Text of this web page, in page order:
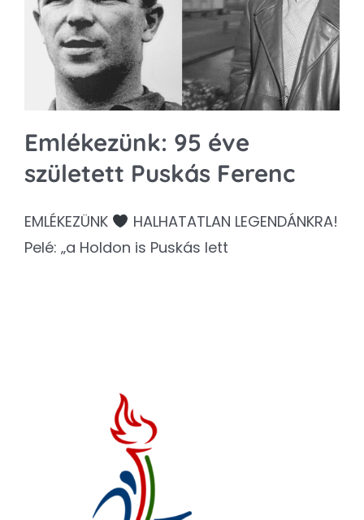
Kapcsolat
SEARCH
Emlékezünk: 95 éve
született Puskás Ferenc
EMLÉKEZÜNK
HALHATATLAN LEGENDÁNKRA!
Pelé: „a Holdon is Puskás lett